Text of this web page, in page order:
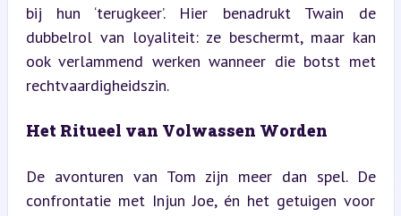
bij hun ‘terugkeer’. Hier benadrukt Twain de
dubbelrol van loyaliteit: ze beschermt, maar kan
ook verlammend werken wanneer die botst met
rechtvaardigheidszin.
Het Ritueel van Volwassen Worden
De avonturen van Tom zijn meer dan spel. De
confrontatie met Injun Joe, én het getuigen voor